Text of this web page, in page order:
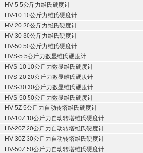
HV-5 5公斤力维氏硬度计
HV-10 10公斤力维氏硬度计
HV-20 20公斤力维氏硬度计
HV-30 30公斤力维氏硬度计
HV-50 50公斤力维氏硬度计
HVS-5 5公斤力数显维氏硬度计
HVS-10 10公斤力数显维氏硬度计
HVS-20 20公斤力数显维氏硬度计
HVS-30 30公斤力数显维氏硬度计
HVS-50 50公斤力数显维氏硬度计
HV-5Z 5公斤力自动转塔维氏硬度计
HV-10Z 10公斤力自动转塔维氏硬度计
HV-20Z 20公斤力自动转塔维氏硬度计
HV-30Z 30公斤力自动转塔维氏硬度计
HV-50Z 50公斤力自动转塔维氏硬度计